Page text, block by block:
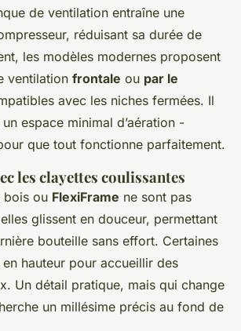
de ventilation entraîne une
réduisant sa durée de
les modèles modernes proposent
ventilation frontale ou par le
avec les niches fermées. Il
espace minimal d’aération -
que tout fonctionne parfaitement.
les clayettes coulissantes
bois ou FlexiFrame ne sont pas
glissent en douceur, permettant
bouteille sans effort. Certaines
en hauteur pour accueillir des
Un détail pratique, mais qui change
un millésime précis au fond de